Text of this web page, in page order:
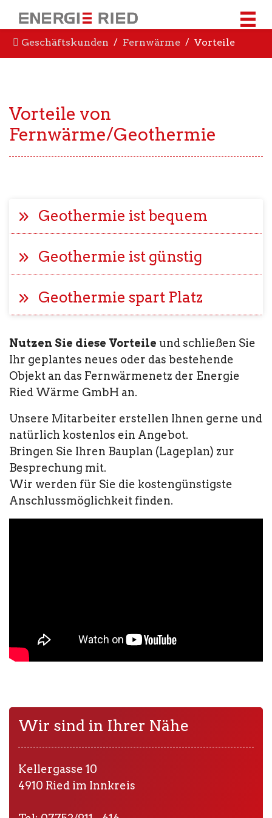
Geschäftskunden Fernwärme Vorteile
Vorteile von
Fernwärme/Geothermie
Geothermie ist bequem
Geothermie ist günstig
Geothermie spart Platz
Nutzen Sie diese Vorteile und schließen Sie
Ihr geplantes neues oder das bestehende
Objekt an das Fernwärmenetz der Energie
Ried Wärme GmbH an.
Unsere Mitarbeiter erstellen Ihnen gerne und
natürlich kostenlos ein Angebot.
Bringen Sie Ihren Bauplan (Lageplan) zur
Besprechung mit.
Wir werden für Sie die kostengünstigste
Anschlussmöglichkeit finden.
Wir sind in Ihrer Nähe
Kellergasse 10
4910 Ried im Innkreis